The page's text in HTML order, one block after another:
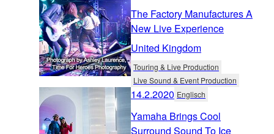
The Factory Manufactures A
New Live Experience
United Kingdom
Touring & Live Production
Live Sound & Event Production
14.2.2020 Englisch
Yamaha Brings Cool
Surround Sound To Ice